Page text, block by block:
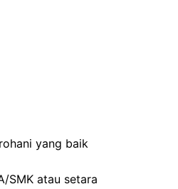
yang baik
SMK atau setara